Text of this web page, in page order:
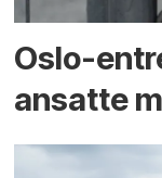
Oslo-
ansatte